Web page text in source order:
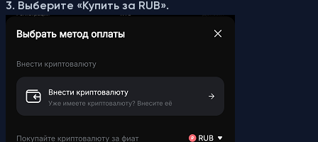
3. Выберите «Купить за RUB».